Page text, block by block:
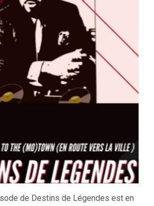
de Destins de Légendes est en